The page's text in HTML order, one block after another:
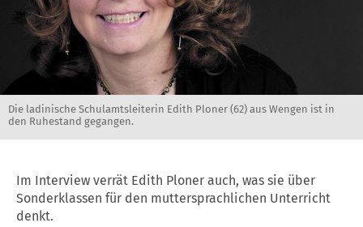
Die ladinische Schulamtsleiterin Edith Ploner (62) aus Wengen ist in
den Ruhestand gegangen.
Im Interview verrät Edith Ploner auch, was sie über
Sonderklassen für den muttersprachlichen Unterricht
denkt.